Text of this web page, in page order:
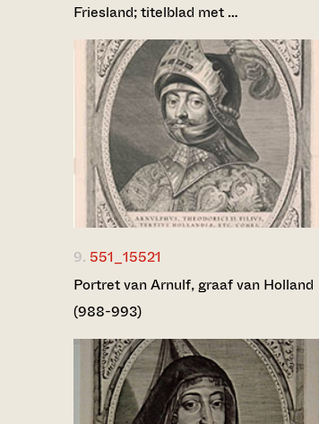
Friesland; titelblad met …
9. 551_15521
Portret van Arnulf, graaf van Holland
(988-993)